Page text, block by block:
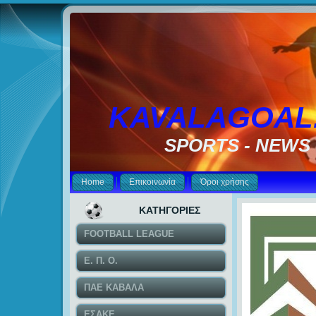
SPORTS - NEWS
Home Επικοινωνία Όροι χρήσης
ΚΑΤΗΓΟΡΙΕΣ
FOOTBALL LEAGUE
Ε. Π. Ο.
ΠΑΕ ΚΑΒΑΛΑ